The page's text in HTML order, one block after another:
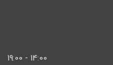
14:00 - 19:00